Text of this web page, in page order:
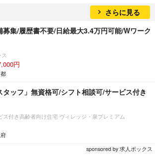
さらに見る
募集/履歴書不要/日給最大3.4万円可能/Wワーク
円
タッフ」無資格可/シフト相談可/サービス付き
ス付き高齢者向け住宅 ヴィレッジ・泉プレミアム
sponsored by 求人ボックス